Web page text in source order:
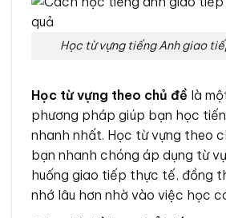
Học từ vựng tiếng Anh giao
Học từ vựng theo chủ đề là
phương pháp giúp bạn học
nhanh nhất. Học từ vựng theo
bạn nhanh chóng áp dụng từ
huống giao tiếp thực tế, đồng
nhớ lâu hơn nhờ vào việc học